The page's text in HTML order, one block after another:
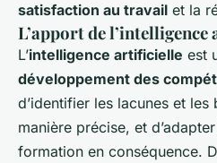
satisfaction au travail et la
L’apport de
L’intelligence artificielle est
développement des
d’identifier les lacunes et
manière précise, et
formation en conséquence.